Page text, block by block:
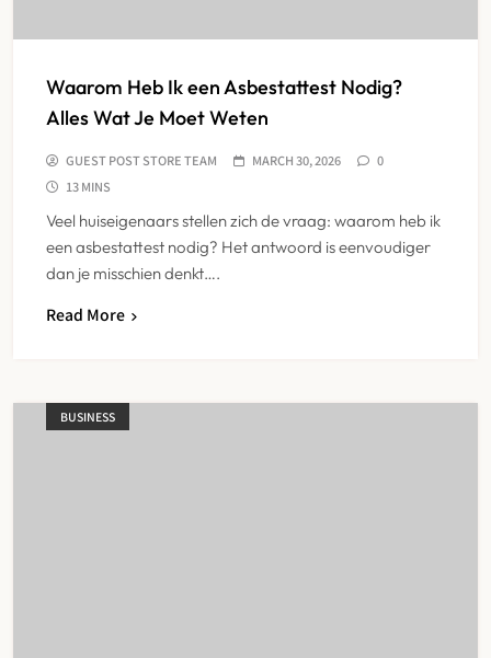
Waarom Heb Ik een Asbestattest Nodig?
Alles Wat Je Moet Weten
GUEST POST STORE TEAM MARCH 30, 2026
0
13 MINS
Veel huiseigenaars stellen zich de vraag: waarom heb ik
een asbestattest nodig? Het antwoord is eenvoudiger
dan je misschien denkt….
Read More
BUSINESS